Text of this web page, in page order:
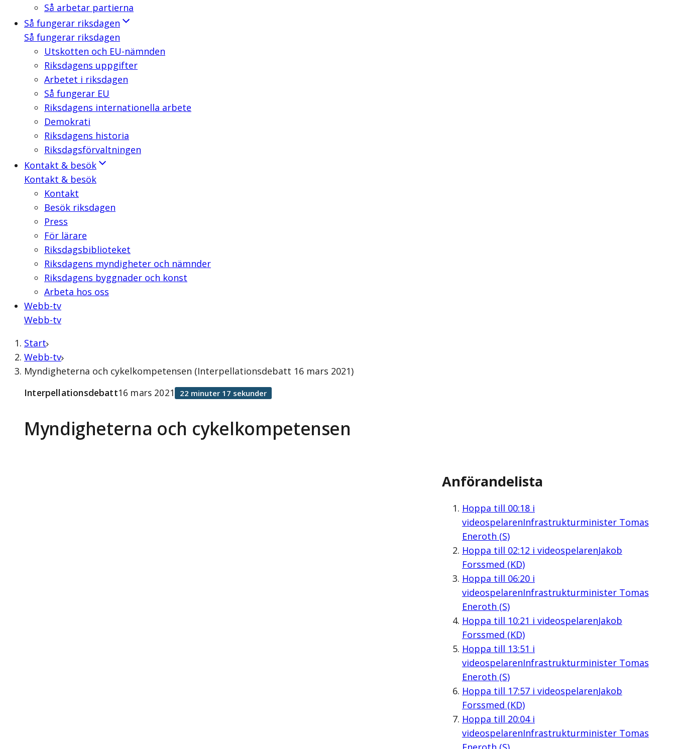
Så arbetar partierna
Så fungerar riksdagen
Så fungerar riksdagen
Utskotten och EU-nämnden
Riksdagens uppgifter
Arbetet i riksdagen
Så fungerar EU
Riksdagens internationella arbete
Demokrati
Riksdagens historia
Riksdagsförvaltningen
Kontakt & besök
Kontakt & besök
Kontakt
Besök riksdagen
Press
För lärare
Riksdagsbiblioteket
Riksdagens myndigheter och nämnder
Riksdagens byggnader och konst
Arbeta hos oss
Webb-tv
Webb-tv
Start
Webb-tv
Myndigheterna och cykelkompetensen (Interpellationsdebatt 16 mars 2021)
Myndigheterna och cykelkompetensen
Interpellationsdebatt16 mars 2021 22 minuter 17 sekunder
Anförandelista
Hoppa till 00:18i
videospelarenInfrastrukturminister Tomas
Eneroth (S)
Hoppa till 02:12 i videospelarenJakob
Forssmed (KD)
Hoppa till 06:20i
videospelarenInfrastrukturminister Tomas
Eneroth (S)
Hoppa till 10:21 i videospelarenJakob
Forssmed (KD)
Hoppa till 13:51 i
videospelarenInfrastrukturminister Tomas
Eneroth (S)
Hoppa till 17:57i videospelarenJakob
Forssmed (KD)
Hoppa till 20:04i
videospelarenInfrastrukturminister Tomas